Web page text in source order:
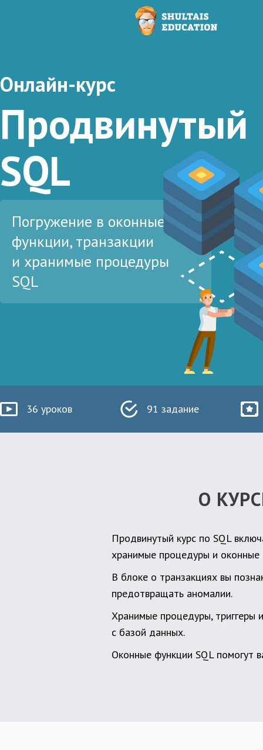
Онлайн-курс
Продвинутый
SQL
Погружение в оконные
функции, транзакции
и хранимые процедуры
SQL
36 уроков 91 задание
О
Продвинутый курс по SQL
хранимые процедуры и оконные
В блоке о транзакциях вы
предотвращать аномалии.
Хранимые процедуры, триггеры
с базой данных.
Оконные функции SQL помогут